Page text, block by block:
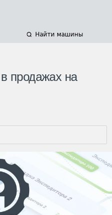
Найти машины
продажах на